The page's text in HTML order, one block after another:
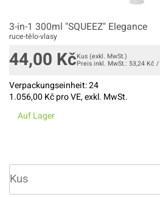
3-in-1 300ml "SQUEEZ" Elegance
ruce-tělo-vlasy
44,00 KčKus (exkl. MwSt.)
Preis inkl. MwSt.: 53,24 Kč /
Verpackungseinheit:24
1.056,00 Kč pro VE, exkl. MwSt.
Auf Lager